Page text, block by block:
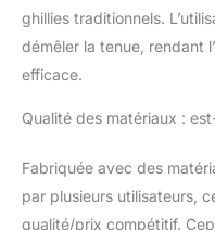
ghillies traditionnels.
démêler la tenue, rendant
efficace.
Qualité des matériaux :
Fabriquée avec des
par plusieurs utilisateurs,
qualité/prix compétitif.